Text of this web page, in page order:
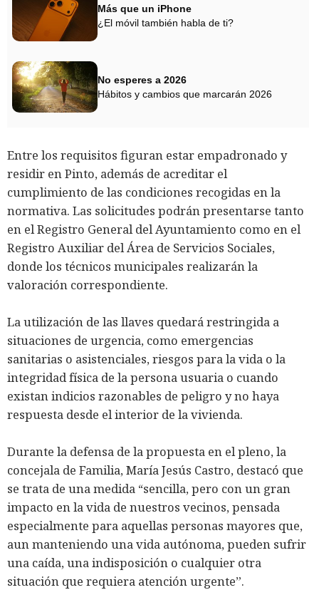
Más que un iPhone
¿El móvil también habla de ti?
No esperes a 2026
Hábitos y cambios que marcarán 2026
Entre los requisitos figuran estar empadronado y
residir en Pinto, además de acreditar el
cumplimiento de las condiciones recogidas en la
normativa. Las solicitudes podrán presentarse tanto
en el Registro General del Ayuntamiento como en el
Registro Auxiliar del Área de Servicios Sociales,
donde los técnicos municipales realizarán la
valoración correspondiente.
La utilización de las llaves quedará restringida a
situaciones de urgencia, como emergencias
sanitarias o asistenciales, riesgos para la vida o la
integridad física de la persona usuaria o cuando
existan indicios razonables de peligro y no haya
respuesta desde el interior de la vivienda.
Durante la defensa de la propuesta en el pleno, la
concejala de Familia, María Jesús Castro, destacó que
se trata de una medida “sencilla, pero con un gran
impacto en la vida de nuestros vecinos, pensada
especialmente para aquellas personas mayores que,
aun manteniendo una vida autónoma, pueden sufrir
una caída, una indisposición o cualquier otra
situación que requiera atención urgente”.